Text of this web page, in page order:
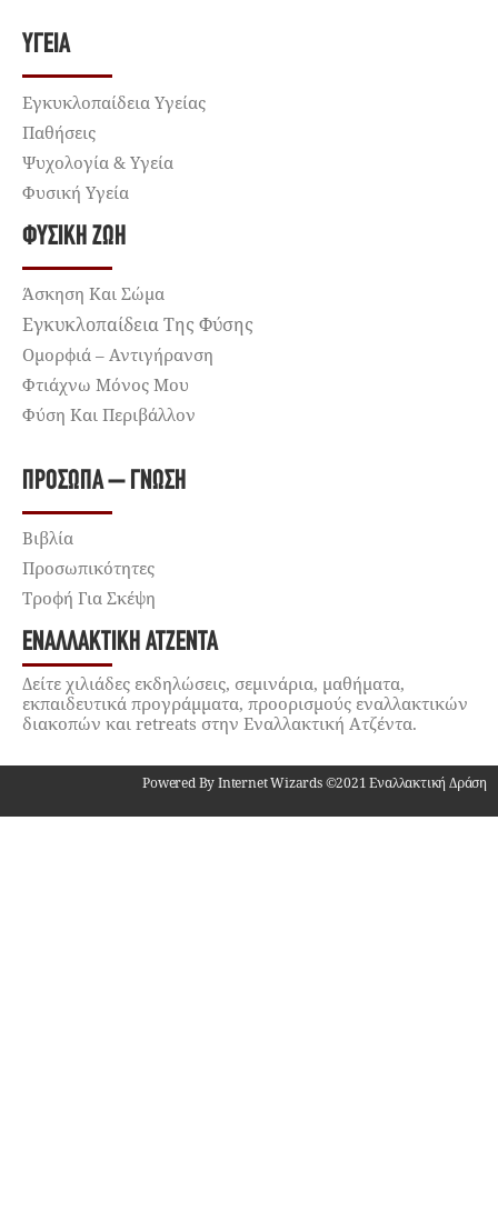
ΥΓΕΊΑ
Εγκυκλοπαίδεια Υγείας
Παθήσεις
Ψυχολογία & Υγεία
Φυσική Υγεία
ΦΥΣΙΚΉ ΖΩΉ
Άσκηση Και Σώμα
Εγκυκλοπαίδεια Της Φύσης
Ομορφιά – Αντιγήρανση
Φτιάχνω Μόνος Μου
Φύση Και Περιβάλλον
ΠΡΌΣΩΠΑ – ΓΝΏΣΗ
Βιβλία
Προσωπικότητες
Τροφή Για Σκέψη
ΕΝΑΛΛΑΚΤΙΚΉ ΑΤΖΈΝΤΑ
Δείτε χιλιάδες εκδηλώσεις, σεμινάρια, μαθήματα,
εκπαιδευτικά προγράμματα, προορισμούς εναλλακτικών
διακοπών και retreats στην Εναλλακτική Ατζέντα.
Powered By Internet Wizards ©2021 Εναλλακτική Δράση